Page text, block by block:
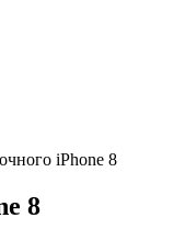
iPhone 8
8